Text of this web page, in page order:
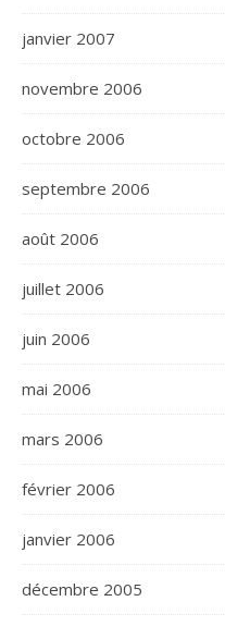
janvier 2007
novembre 2006
octobre 2006
septembre 2006
août 2006
juillet 2006
juin 2006
mai 2006
mars 2006
février 2006
janvier 2006
décembre 2005